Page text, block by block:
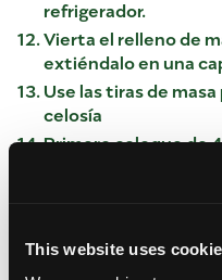
This website uses
refrigerador.
Vierta el relleno de
extiéndalo en una
Use las tiras de
celosía
Primero coloque de
del pastel, con
se extiendan hasta